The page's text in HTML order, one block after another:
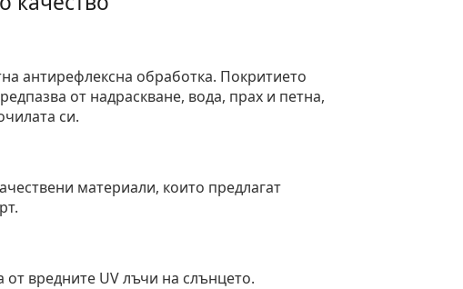
антирефлексна обработка. Покритието
от надраскване, вода, прах и петна,
си.
материали, които предлагат
вредните UV лъчи на слънцето.